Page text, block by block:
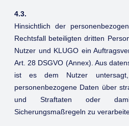
4.3.
Hinsichtlich der
Rechtsfall beteiligten dritten
Nutzer und KLUGO ein
Art. 28 DSGVO (Annex). Aus
ist es dem Nutzer
personenbezogene Daten über
und Straftaten oder damit
Sicherungsmaßregeln zu